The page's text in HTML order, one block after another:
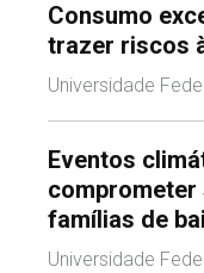
Consumo
trazer riscos
Universidade
Eventos
comprometer
famílias de
Universidade